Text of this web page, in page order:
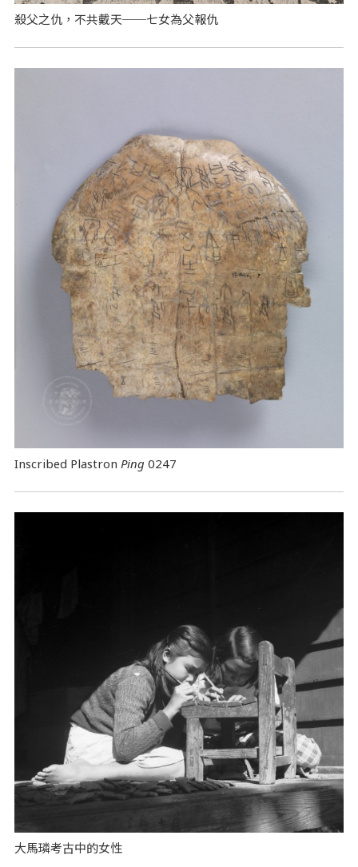
殺父之仇，不共戴天──七女為父報仇
Inscribed Plastron Ping0247
大馬璘考古中的女性